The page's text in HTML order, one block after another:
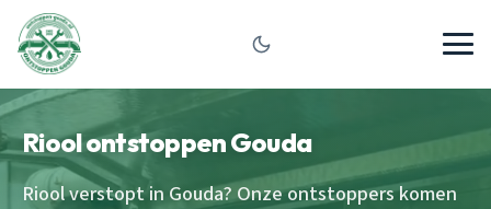
Riool ontstoppen Gouda
Riool verstopt in Gouda? Onze ontstoppers komen